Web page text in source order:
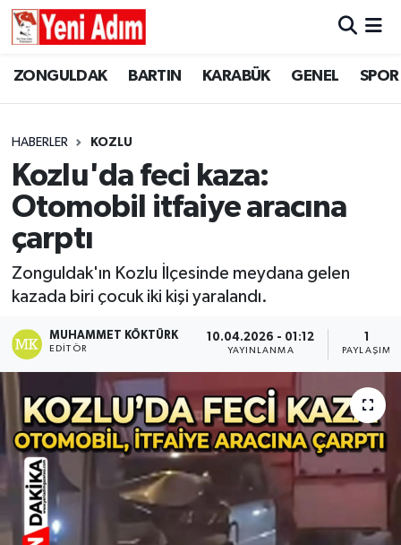
ZONGULDAK BARTIN KARABÜK GENEL SPOR
HABERLER KOZLU
Kozlu'da feci kaza:
Otomobil itfaiye aracına
çarptı
Zonguldak'ın Kozlu İlçesinde meydana gelen
kazada biri çocuk iki kişi yaralandı.
MUHAMMET KÖKTÜRK
EDITÖR
10.04.2026 - 01:12
YAYINLANMA PAYLAŞIM
ZONGULDAK
GÜNCEL
SİYASET
RESMİ İLAN
ZONGULDAK
GENEL
SPOR
SİYASET
SAĞLIK
GÜNCEL
RESMİ İLAN
Künye
Zonguldak Hava Durumu
Süper Lig Puan Durumu ve Fikstür
Tüm Manşetler
Son Dakika Haberleri
Haber Arşivi